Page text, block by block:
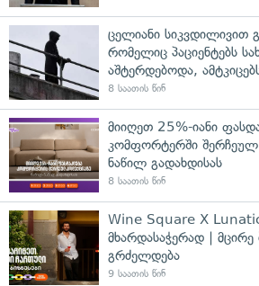
ცელიანი სიკვდილივით
რომელიც პაციენტებს
აშტერდებოდა,
8 საათის წინ
მიიღეთ 25%-იანი
კომფორტერში
ნაწილ გადახდისას
8 საათის წინ
Wine Square X
მხარდასაჭერად | მცირე
გრძელდება
9 საათის წინ